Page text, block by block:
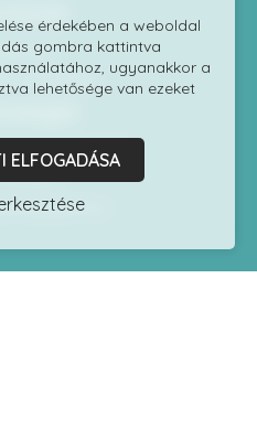
szabályzat
út 7/9.
érdekében a weboldal
gombra kattintva
ugyanakkor a
lehetősége van ezeket
ELFOGADÁSA